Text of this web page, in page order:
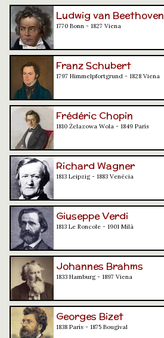
Ludwig van Beethoven
1770 Bonn - 1827 Viena
Franz Schubert
1797 Himmelpfortgrund - 1828 Viena
Frédéric Chopin
1810 Żelazowa Wola - 1849 París
Richard Wagner
1813 Leipzig - 1883 Venècia
Giuseppe Verdi
1813 Le Roncole - 1901 Milà
Johannes Brahms
1833 Hamburg - 1897 Viena
Georges Bizet
1838 París - 1875 Bougival